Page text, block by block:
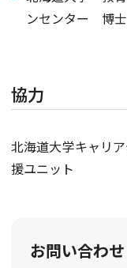
ンセンター 博
協力
北海道大学キャリ
援ユニット
お問い合わせ